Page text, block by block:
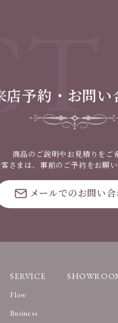
店予約・お問い
商品のご説明やお見積りをご
さまは、事前のご予約をお願い
メールでのお問い
SERVICE
Flow
Business